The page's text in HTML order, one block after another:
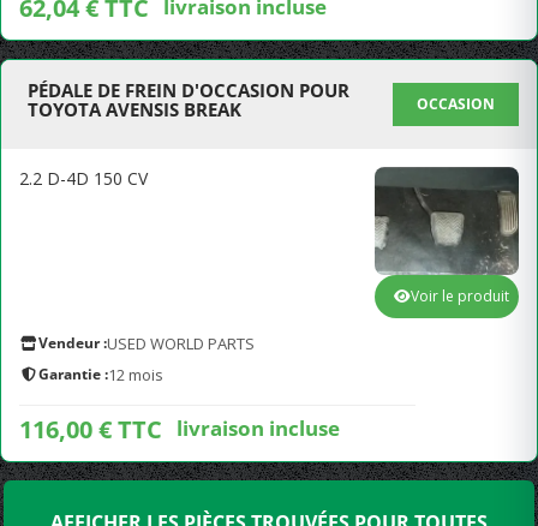
62,04 € TTC livraison incluse
PÉDALE DE FREIN D'OCCASION POUR
TOYOTA AVENSIS BREAK
OCCASION
2.2 D-4D 150 CV
Vendeur :USED WORLD PARTS
Garantie :12 mois
116,00 € TTC livraison incluse
Voir le produit